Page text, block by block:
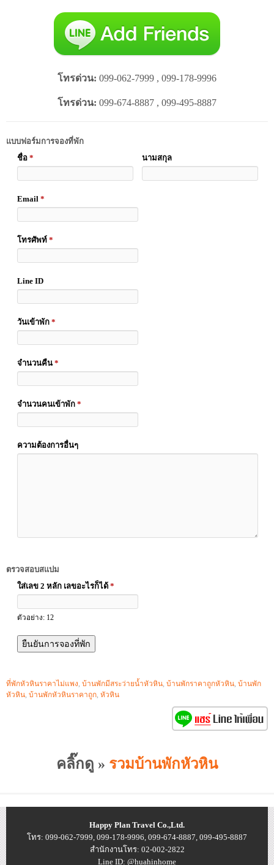
โทรด่วน: 099-062-7999 , 099-178-9996
โทรด่วน: 099-674-8887 , 099-495-8887
แบบฟอร์มการจองที่พัก
ชื่อ * นามสกุล
Email *
โทรศัพท์ *
Line ID
วันเข้าพัก *
จำนวนคืน *
จำนวนคนเข้าพัก *
ความต้องการอื่นๆ
ตรวจสอบสแปม
ใส่เลข 2 หลัก เลขอะไรก็ได้ *
ตัวอย่าง: 12
ที่พักหัวหินราคาไม่แพง, บ้านพักมีสระว่ายน้ำหัวหิน, บ้านพักราคาถูกหัวหิน, บ้านพัก
หัวหิน, บ้านพักหัวหินราคาถูก, หัวหิน
คลิ๊กดู » รวมบ้านพักหัวหิน
Happy Plan Travel Co.,Ltd.
โทร: 099-062-7999, 099-178-9996, 099-674-8887, 099-495-8887
สำนักงานโทร: 02-002-2822
Line ID: @huahinhome